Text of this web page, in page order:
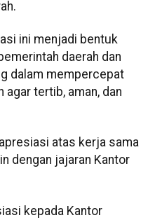
ini menjadi bentuk
daerah dan
dalam mempercepat
agar tertib, aman, dan
atas kerja sama
dengan jajaran Kantor
kepada Kantor